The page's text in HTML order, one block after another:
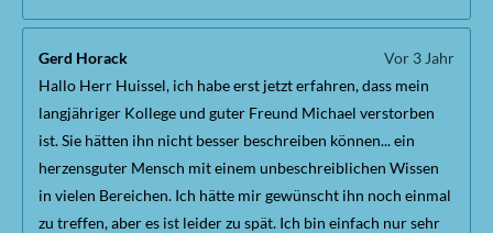
Gerd Horack
Vor 3 Jahr
Hallo Herr Huissel, ich habe erst jetzt erfahren, dass mein
langjähriger Kollege und guter Freund Michael verstorben
ist. Sie hätten ihn nicht besser beschreiben können... ein
herzensguter Mensch mit einem unbeschreiblichen Wissen
in vielen Bereichen. Ich hätte mir gewünscht ihn noch einmal
zu treffen, aber es ist leider zu spät. Ich bin einfach nur sehr